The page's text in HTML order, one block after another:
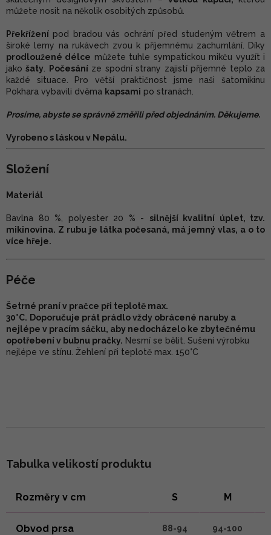
můžete nosit na několik osobitých způsobů.
Překřížení pod bradou vás ochrání před studeným větrem a
široké lemy na rukávech zvou k příjemnému zachumlání. Díky
prodloužené délce můžete tuhle sympatickou mikču využít i
jakošaty Počesáníze spodní strany zajistí příjemné teplo za
každé situace. Pro větší praktičnost jsme naši šatomikinu
Pokhara vybavili dvěma kapsami po stranách.
Prosíme, abyste se správně změřili před objednáním. Děkujeme.
Vyrobeno s láskou v Nepálu.
Složení
Materiál
Bavlna 80 %, polyester 20 % - silnější kvalitní úplet, tzv.
mikinovina. Z rubu je látka počesaná, má jemný vlas, a o to
více hřeje.
Péče
Šetrné praní v pračce při teplotě max.
30°C. Doporučuje prát prádlo vždy obrácené naruby a
nejlépe v pracím sáčku, aby nedocházelo ke zbytečnému
opotřebení v bubnu pračky. Nesmí se bělit. Sušení výrobku
nejlépe ve stínu. Žehlení při teplotě max. 150°C
Tabulka velikostí produktu
Rozměry v cm S M
Obvod prsa 88-94 94-100